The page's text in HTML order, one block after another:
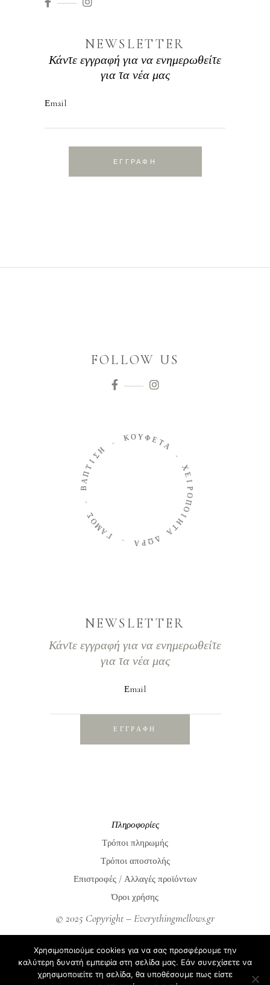
NEWSLETTER
Κάντε εγγραφή για να ενημερωθείτε
για τα νέα μας
Εmail
ΕΓΓΡΑΦΗ
FOLLOW US
Γ
Α
Μ
Ο
Σ
Β
Α
Π
Τ
Ι
Σ
Η
ΚΟΥΦΕΤΑ
-
Χ
Ε
Ρ
Ο
Π
Ο
Ι
Η
Τ
Α
Δ
Ω
Ρ
Α
NEWSLETTER
Κάντε εγγραφή για να ενημερωθείτε
για τα νέα μας
Εmail
ΕΓΓΡΑΦΗ
Πληροφορίες
Τρόποι πληρωμής
Τρόποι αποστολής
Επιστροφές / Αλλαγές προϊόντων
Όροι χρήσης
© 2025 Copyright – Everythingmellows.gr
Blog
Σχετικά με εμάς
Χρησιμοποιούμε cookies για να σας προσφέρουμε την
καλύτερη δυνατή εμπειρία στη σελίδα μας. Εάν συνεχίσετε να
χρησιμοποιείτε τη σελίδα, θα υποθέσουμε πως είστε